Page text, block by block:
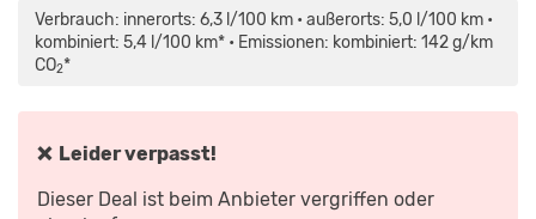
Verbrauch: innerorts: 6,3 l/100 km • außerorts: 5,0 l/100 km •
kombiniert: 5,4 l/100 km* • Emissionen: kombiniert: 142 g/km
CO2*
❌ Leider verpasst!
Dieser Deal ist beim Anbieter vergriffen oder
GEGEN
AUDI
UND
MERCEDES
–
STELLT
VON
YOUTUBE